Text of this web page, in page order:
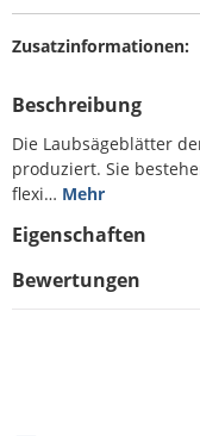
Zusatzinformationen:
Beschreibung
Die Laubsägeblätter
produziert. Sie
flexi… Mehr
Eigenschaften
Bewertungen